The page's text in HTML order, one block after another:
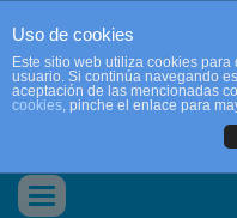
Conmutar
Uso de cookies
Este sitio web utiliza cookies
usuario. Si continúa navegando
aceptación de las mencionadas
cookies, pinche el enlace para